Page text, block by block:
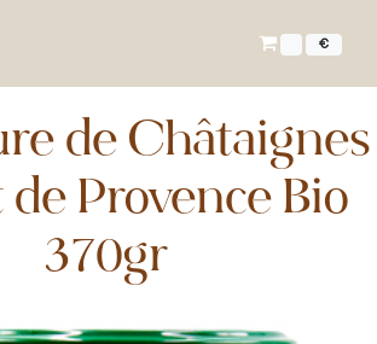
€
de Châtaignes
Provence Bio
370gr